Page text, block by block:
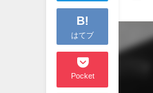
B!
はてブ
Pocket